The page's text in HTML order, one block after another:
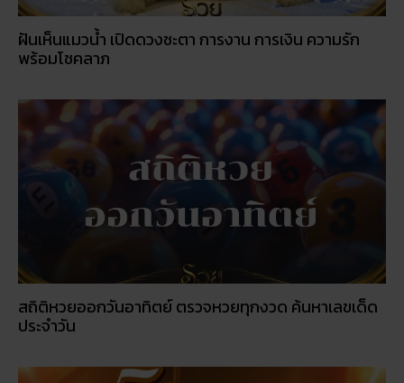
ฝันเห็นแมวน้ำ เปิดดวงชะตา การงาน การเงิน ความรัก
พร้อมโชคลาภ
สถิติหวยออกวันอาทิตย์ ตรวจหวยทุกงวด ค้นหาเลขเด็ด
ประจำวัน